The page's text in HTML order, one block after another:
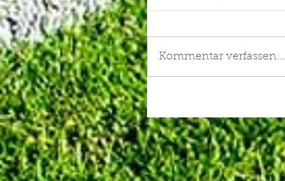
Kommentar verfassen...